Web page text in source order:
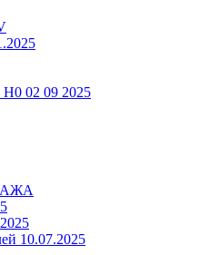
02 09 2025
10.07.2025